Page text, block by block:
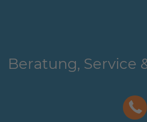
Beratung, Service